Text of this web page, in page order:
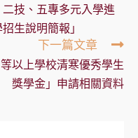
二技、五專多元入學進
生說明簡報」
下一篇文章
以上學校清寒優秀學生
獎學金」申請相關資料